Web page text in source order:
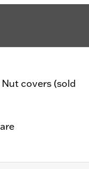
covers (sold